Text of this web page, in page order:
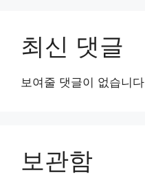
최신 댓글
보여줄 댓글이 없습니
보관함